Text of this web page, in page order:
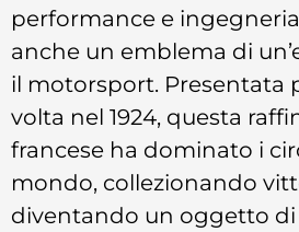
performance e
anche un emblema di
il motorsport. Presentata
volta nel 1924, questa
francese ha dominato i
mondo, collezionando
diventando un oggetto di